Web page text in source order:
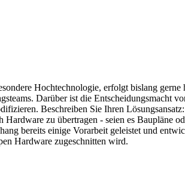
Hochtechnologie, erfolgt bislang
Darüber ist die Entscheidungsmacht
Beschreiben Sie Ihren
zu übertragen - seien es Baupläne
bereits einige Vorarbeit geleistet und
Hardware zugeschnitten wird.